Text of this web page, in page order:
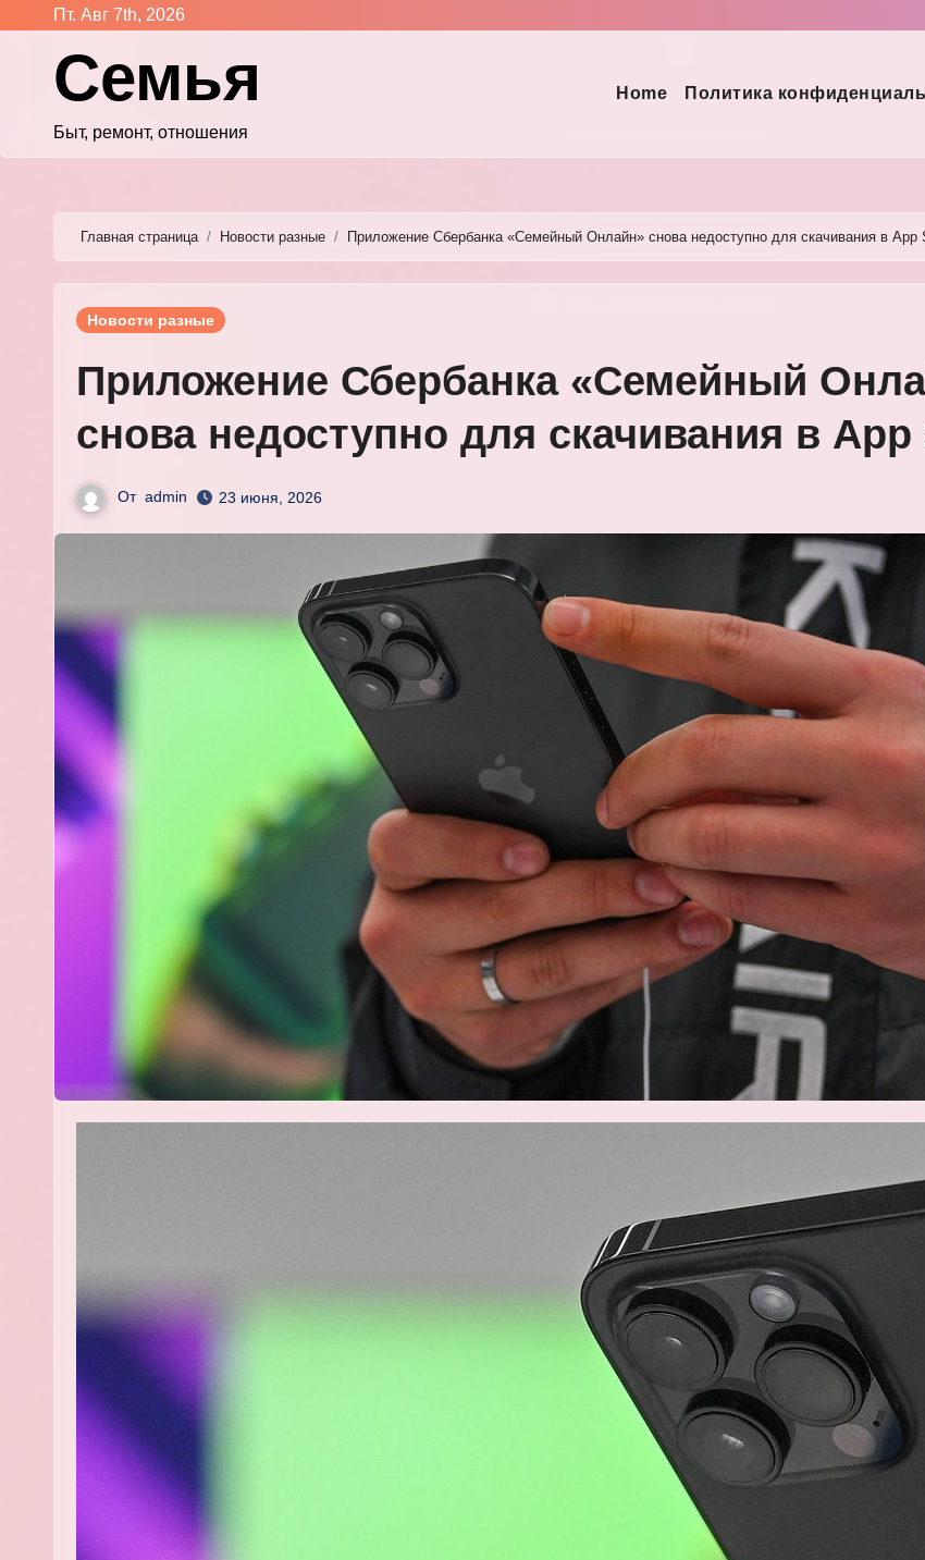
Перейти
содержимому
Пт. Авг 7th, 2026
Семья
Быт, ремонт, отношения
Home Политика
Главная страница Новости разные Приложение Сбербанка «Семейный Онлайн» снова недоступно для скачивания в App
Новости разные
Приложение Сбербанка «Семейный
снова недоступно для скачивания в App
От admin 23 июня, 2026